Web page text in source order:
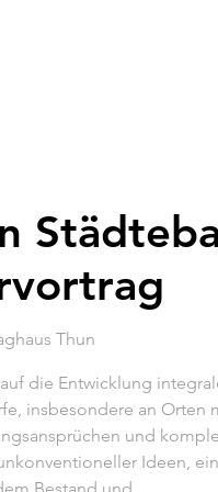
Thun
die Entwicklung
insbesondere an Orten
und
Ideen,